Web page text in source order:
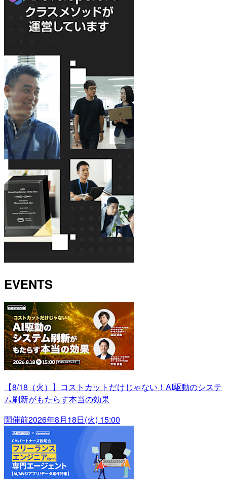
EVENTS
【8/18（火）】コストカットだけじゃない！AI駆動のシステ
ム刷新がもたらす本当の効果
開催前2026年8月18日(火) 15:00